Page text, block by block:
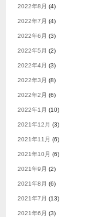
2022年8月 (4)
2022年7月 (4)
2022年6月 (3)
2022年5月 (2)
2022年4月 (3)
2022年3月 (8)
2022年2月 (6)
2022年1月 (10)
2021年12月 (3)
2021年11月 (6)
2021年10月 (6)
2021年9月 (2)
2021年8月 (6)
2021年7月 (13)
2021年6月 (3)